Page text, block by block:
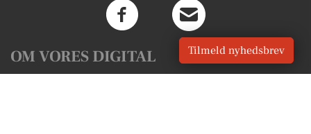
OM VORES DIGITAL Tilmeld nyhedsbrev